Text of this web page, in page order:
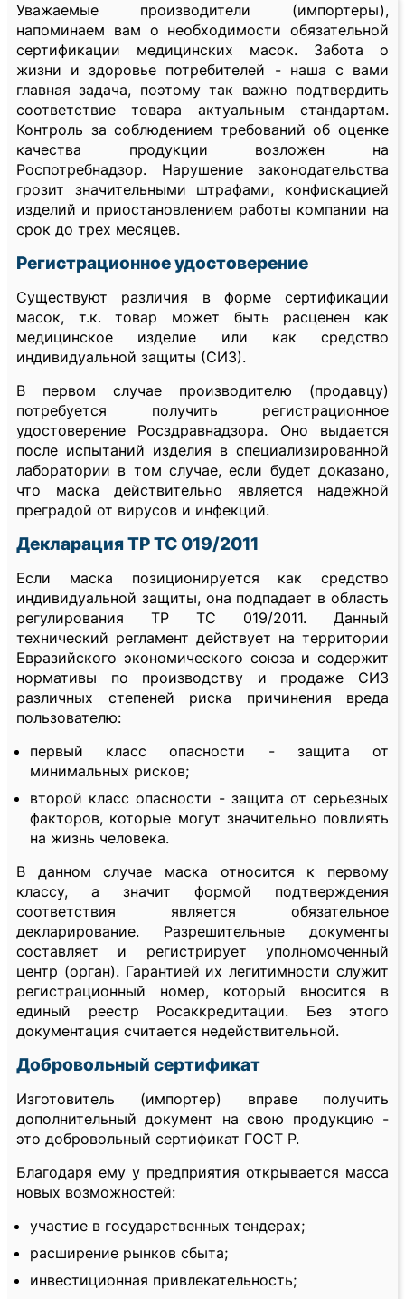
Уважаемые производители (импортеры),
напоминаем вам о необходимости обязательной
сертификации медицинских масок. Забота о
жизни и здоровье потребителей - наша с вами
главная задача, поэтому так важно подтвердить
соответствие товара актуальным стандартам.
Контроль за соблюдением требований об оценке
качества продукции возложен на
Роспотребнадзор. Нарушение законодательства
грозит значительными штрафами, конфискацией
изделий и приостановлением работы компании на
срок до трех месяцев.
Регистрационное удостоверение
Существуют различия в форме сертификации
масок, т.к. товар может быть расценен как
медицинское изделие или как средство
индивидуальной защиты (СИЗ).
В первом случае производителю (продавцу)
потребуется получить регистрационное
удостоверение Росздравнадзора. Оно выдается
после испытаний изделия в специализированной
лаборатории в том случае, если будет доказано,
что маска действительно является надежной
преградой от вирусов и инфекций.
Декларация ТР ТС 019/2011
Если маска позиционируется как средство
индивидуальной защиты, она подпадает в область
регулирования ТР ТС 019/2011. Данный
технический регламент действует на территории
Евразийского экономического союза и содержит
нормативы по производству и продаже СИЗ
различных степеней риска причинения вреда
пользователю:
первый класс опасности - защита от
минимальных рисков;
второй класс опасности - защита от серьезных
факторов, которые могут значительно повлиять
на жизнь человека.
В данном случае маска относится к первому
классу, а значит формой подтверждения
соответствия является обязательное
декларирование. Разрешительные документы
составляет и регистрирует уполномоченный
центр (орган). Гарантией их легитимности служит
регистрационный номер, который вносится в
единый реестр Росаккредитации. Без этого
документация считается недействительной.
Добровольный сертификат
Изготовитель (импортер) вправе получить
дополнительный документ на свою продукцию -
это добровольный сертификат ГОСТ Р.
Благодаря ему у предприятия открывается масса
новых возможностей:
участие в государственных тендерах;
расширение рынков сбыта;
инвестиционная привлекательность;